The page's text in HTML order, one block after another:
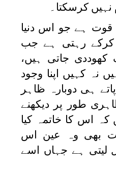
کرسکتا۔
قوت ہے جو اس دنیا
کرکے رہتی ہے جب
جاتی ہیں،
نہ کہیں اپنا وجود
ہی دوبارہ ظاہر
طور پر دیکھنے
کہ اس کا خاتمہ کیا
بھی وہ عین اس
لیتی ہے جہاں اسے